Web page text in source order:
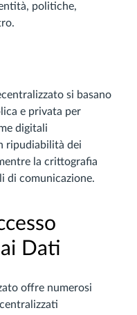
politiche,
si basano
e privata per
digitali
ripudiabilità dei
la crittografia
di comunicazione.
Dati
offre numerosi